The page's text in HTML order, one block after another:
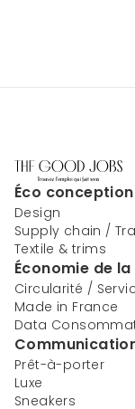
Éco conception
Design
Supply chain /
Textile & trims
Économie de
Circularité /
Made in France
Data
Prêt-à-porter
Luxe
Sneakers